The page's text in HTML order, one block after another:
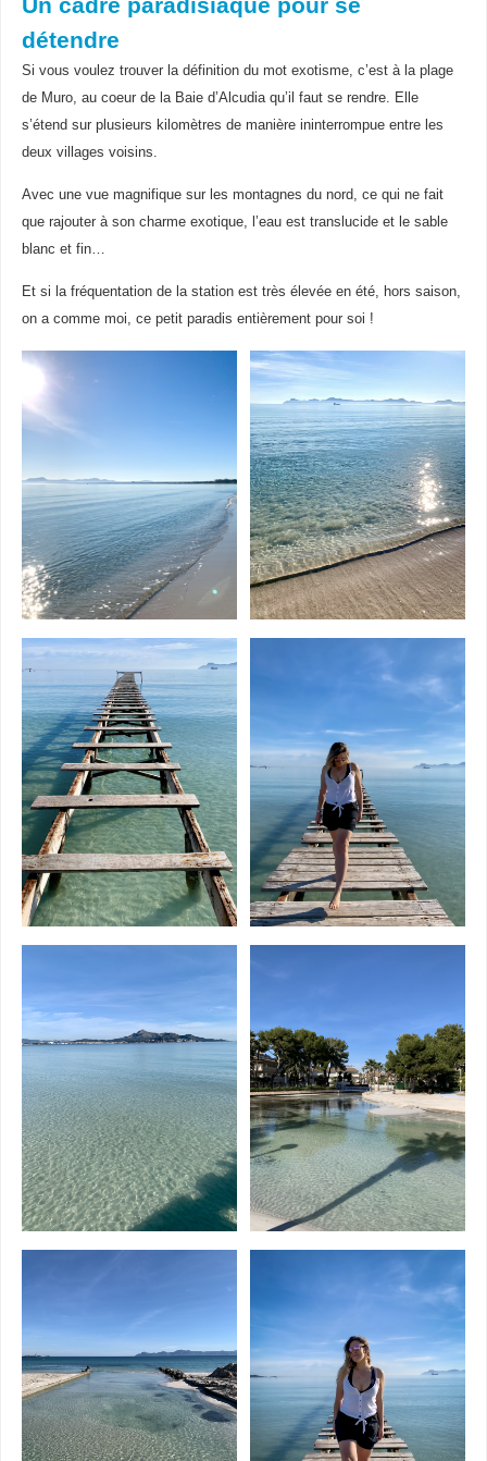
Un cadre paradisiaque pour se
détendre
Si vous voulez trouver la définition du mot exotisme, c’est à la plage
de Muro, au coeur de la Baie d’Alcudia qu’il faut se rendre. Elle
s’étend sur plusieurs kilomètres de manière ininterrompue entre les
deux villages voisins.
Avec une vue magnifique sur les montagnes du nord, ce qui ne fait
que rajouter à son charme exotique, l’eau est translucide et le sable
blanc et fin…
Et si la fréquentation de la station est très élevée en été, hors saison,
on a comme moi, ce petit paradis entièrement pour soi !